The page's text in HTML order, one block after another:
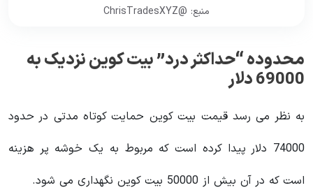
منبع: @ChrisTradesXYZ
محدوده “حداکثر درد” بیت کوین نزدیک به
69000 دلار
به نظر می رسد قیمت بیت کوین حمایت کوتاه مدتی در حدود
74000 دلار پیدا کرده است که مربوط به یک خوشه پر هزینه
است که در آن بیش از 50000 بیت کوین نگهداری می شود.